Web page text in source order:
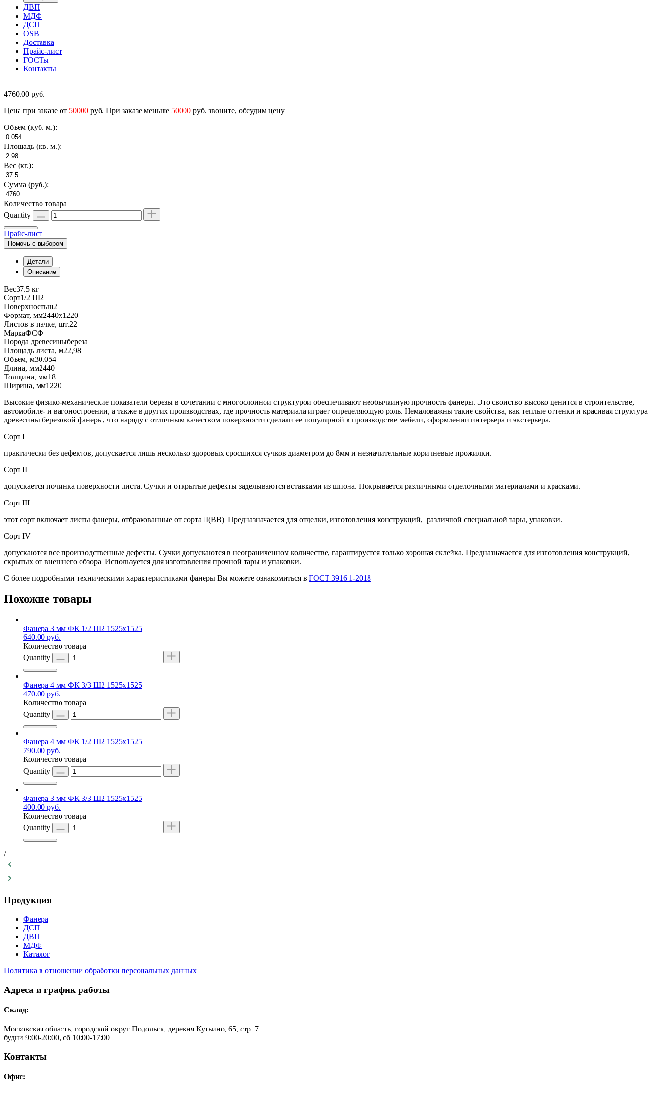
ДВП
МДФ
ДСП
OSB
Доставка
Прайс-лист
ГОСТы
Контакты
4760.00 руб.
Цена при заказе от 50000 руб. При заказе меньше 50000 руб. звоните, обсудим цену
Объем (куб. м.):
Площадь (кв. м.):
Вес (кг.):
Сумма (руб.):
Количество товара
Quantity
Прайс-лист
Помочь с выбором
Детали
Описание
Вес37.5 кг
Сорт1/2 Ш2
Поверхностьш2
Формат, мм2440х1220
Листов в пачке, шт.22
МаркаФСФ
Порода древесиныбереза
Площадь листа, м22,98
Объем, м30.054
Длина, мм2440
Толщина, мм18
Ширина, мм1220
Высокие физико-механические показатели березы в сочетании с многослойной структурой обеспечивают необычайную прочность фанеры. Это свойство высоко ценится в строительстве,
автомобиле- и вагоностроении, а также в других производствах, где прочность материала играет определяющую роль. Немаловажны такие свойства, как теплые оттенки и красивая структура
древесины березовой фанеры, что наряду с отличным качеством поверхности сделали ее популярной в производстве мебели, оформлении интерьера и экстерьера.
Сорт I
практически без дефектов, допускается лишь несколько здоровых сросшихся сучков диаметром до 8мм и незначительные коричневые прожилки.
Сорт II
допускается починка поверхности листа. Сучки и открытые дефекты заделываются вставками из шпона. Покрывается различными отделочными материалами и красками.
Сорт III
этот сорт включает листы фанеры, отбракованные от сорта II(ВВ). Предназначается для отделки, изготовления конструкций, различной специальной тары, упаковки.
Сорт IV
допускаются все производственные дефекты. Сучки допускаются в неограниченном количестве, гарантируется только хорошая склейка. Предназначается для изготовления конструкций,
скрытых от внешнего обзора. Используется для изготовления прочной тары и упаковки.
С более подробными техническими характеристиками фанеры Вы можете ознакомиться в ГОСТ 3916.1-2018
Похожие товары
Фанера 3 мм ФК 1/2 Ш2 1525х1525
640.00 руб.
Количество товара
Quantity
Фанера 4 мм ФК 3/3 Ш2 1525х1525
470.00 руб.
Количество товара
Quantity
Фанера 4 мм ФК 1/2 Ш2 1525х1525
790.00 руб.
Количество товара
Quantity
Фанера 3 мм ФК 3/3 Ш2 1525х1525
400.00 руб.
Количество товара
Quantity
/
Продукция
Фанера
ДСП
ДВП
МДФ
Каталог
Политика в отношении обработки персональных данных
Адреса и график работы
Склад:
Московская область, городской округ Подольск, деревня Кутьино, 65, стр. 7
будни 9:00-20:00, сб 10:00-17:00
Контакты
Офис: